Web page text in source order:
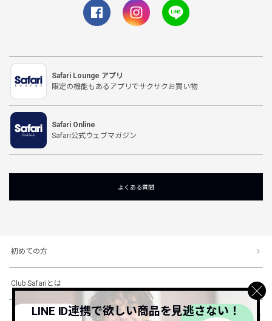
Safari Lounge アプリ
限定の機能もあるアプリでサクサクお買い物
Safari Online
Safari公式ウェブマガジン
よくある質問
初めての方
Club Safariとは
ショッピングガイド
LINE ID連携で欲しい商品を見逃さない！